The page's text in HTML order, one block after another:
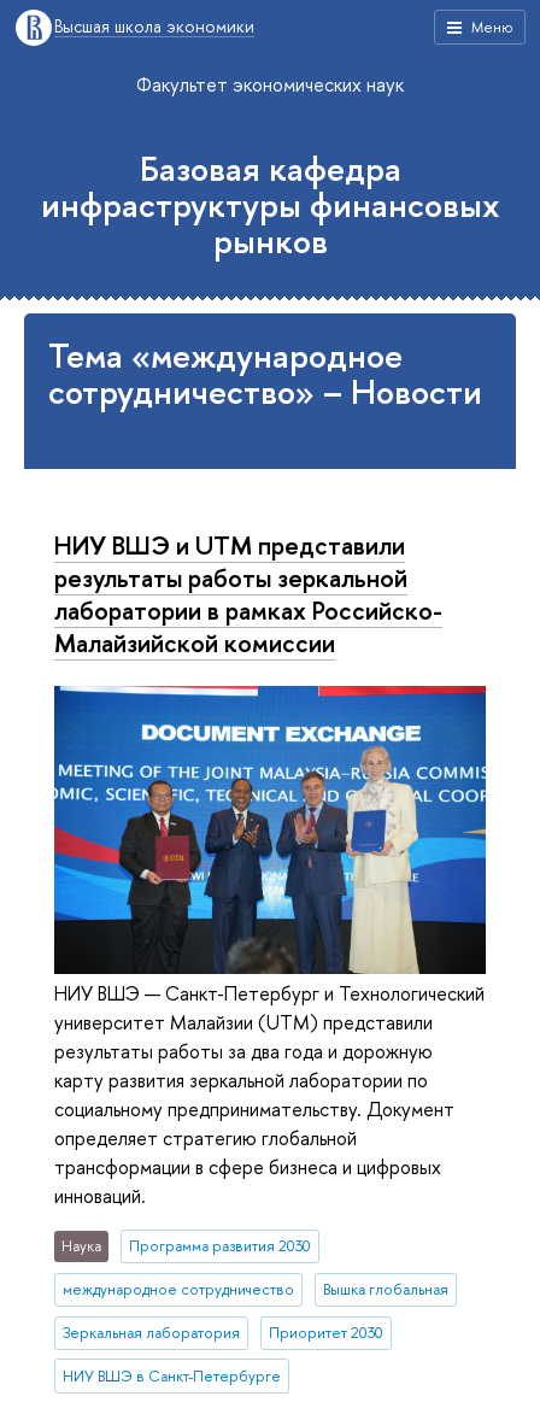
Меню
Высшая школа экономики
Факультет экономических наук
Базовая кафедра
инфраструктуры финансовых
рынков
Тема «международное
сотрудничество» – Новости
НИУ ВШЭ и UTM представили
результаты работы зеркальной
лаборатории в рамках Российско-
Малайзийской комиссии
НИУ ВШЭ — Санкт-Петербург и Технологический
университет Малайзии (UTM) представили
результаты работы за два года и дорожную
карту развития зеркальной лаборатории по
социальному предпринимательству. Документ
определяет стратегию глобальной
трансформации в сфере бизнеса и цифровых
инноваций.
Наука Программа развития 2030
международное сотрудничество Вышка глобальная
Зеркальная лаборатория Приоритет 2030
НИУ ВШЭ в Санкт-Петербурге